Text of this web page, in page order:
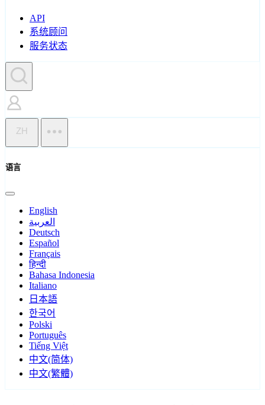
API
系统顾问
服务状态
ZH
语言
English
العربية
Deutsch
Español
Français
हिन्दी
Bahasa Indonesia
Italiano
日本語
한국어
Polski
Português
Tiếng Việt
中文(简体)
中文(繁體)